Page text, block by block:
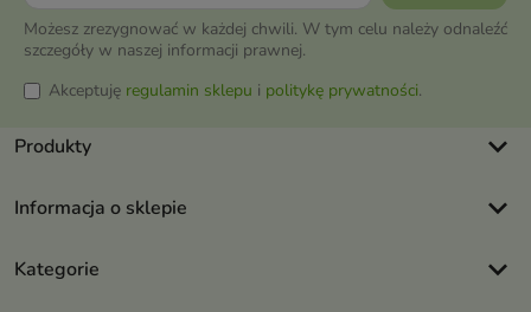
Możesz zrezygnować w każdej chwili. W tym celu należy odnaleźć
szczegóły w naszej informacji prawnej.
Akceptuję regulamin sklepu i politykę prywatności.
Produkty keyboard_arrow_down
Informacja o sklepie keyboard_arrow_down
Kategorie keyboard_arrow_down